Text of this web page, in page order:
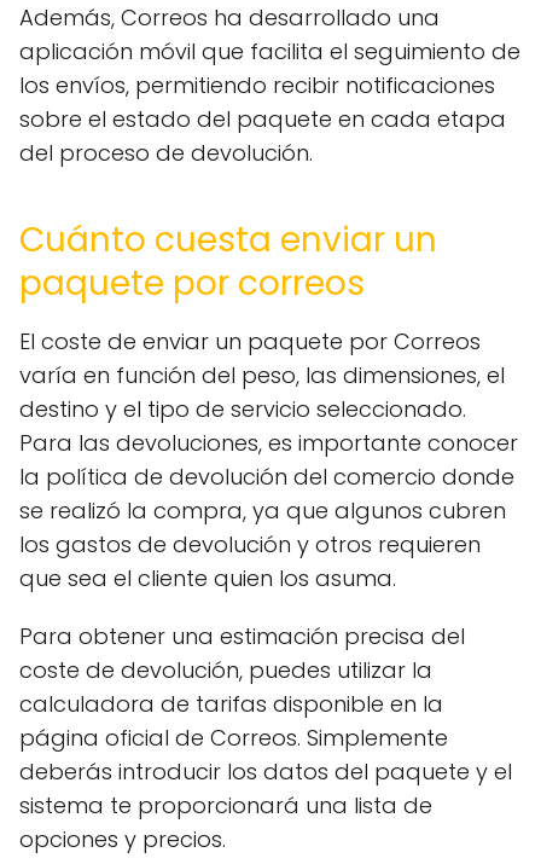
Además, Correos ha desarrollado una
aplicación móvil que facilita el seguimiento de
los envíos, permitiendo recibir notificaciones
sobre el estado del paquete en cada etapa
del proceso de devolución.
Cuánto cuesta enviar un
paquete por correos
El coste de enviar un paquete por Correos
varía en función del peso, las dimensiones, el
destino y el tipo de servicio seleccionado.
Para las devoluciones, es importante conocer
la política de devolución del comercio donde
se realizó la compra, ya que algunos cubren
los gastos de devolución y otros requieren
que sea el cliente quien los asuma.
Para obtener una estimación precisa del
coste de devolución, puedes utilizar la
calculadora de tarifas disponible en la
página oficial de Correos. Simplemente
deberás introducir los datos del paquete y el
sistema te proporcionará una lista de
opciones y precios.